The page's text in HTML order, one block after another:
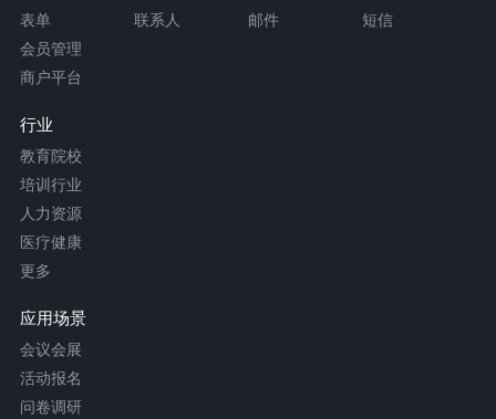
表单 联系人 邮件
短信
会员管理
商户平台
行业
教育院校
培训行业
人力资源
医疗健康
更多
应用场景
会议会展
活动报名
问卷调研